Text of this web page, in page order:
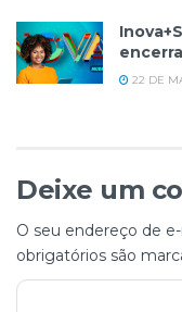
22 DE
Deixe um
O seu endereço de
obrigatórios são